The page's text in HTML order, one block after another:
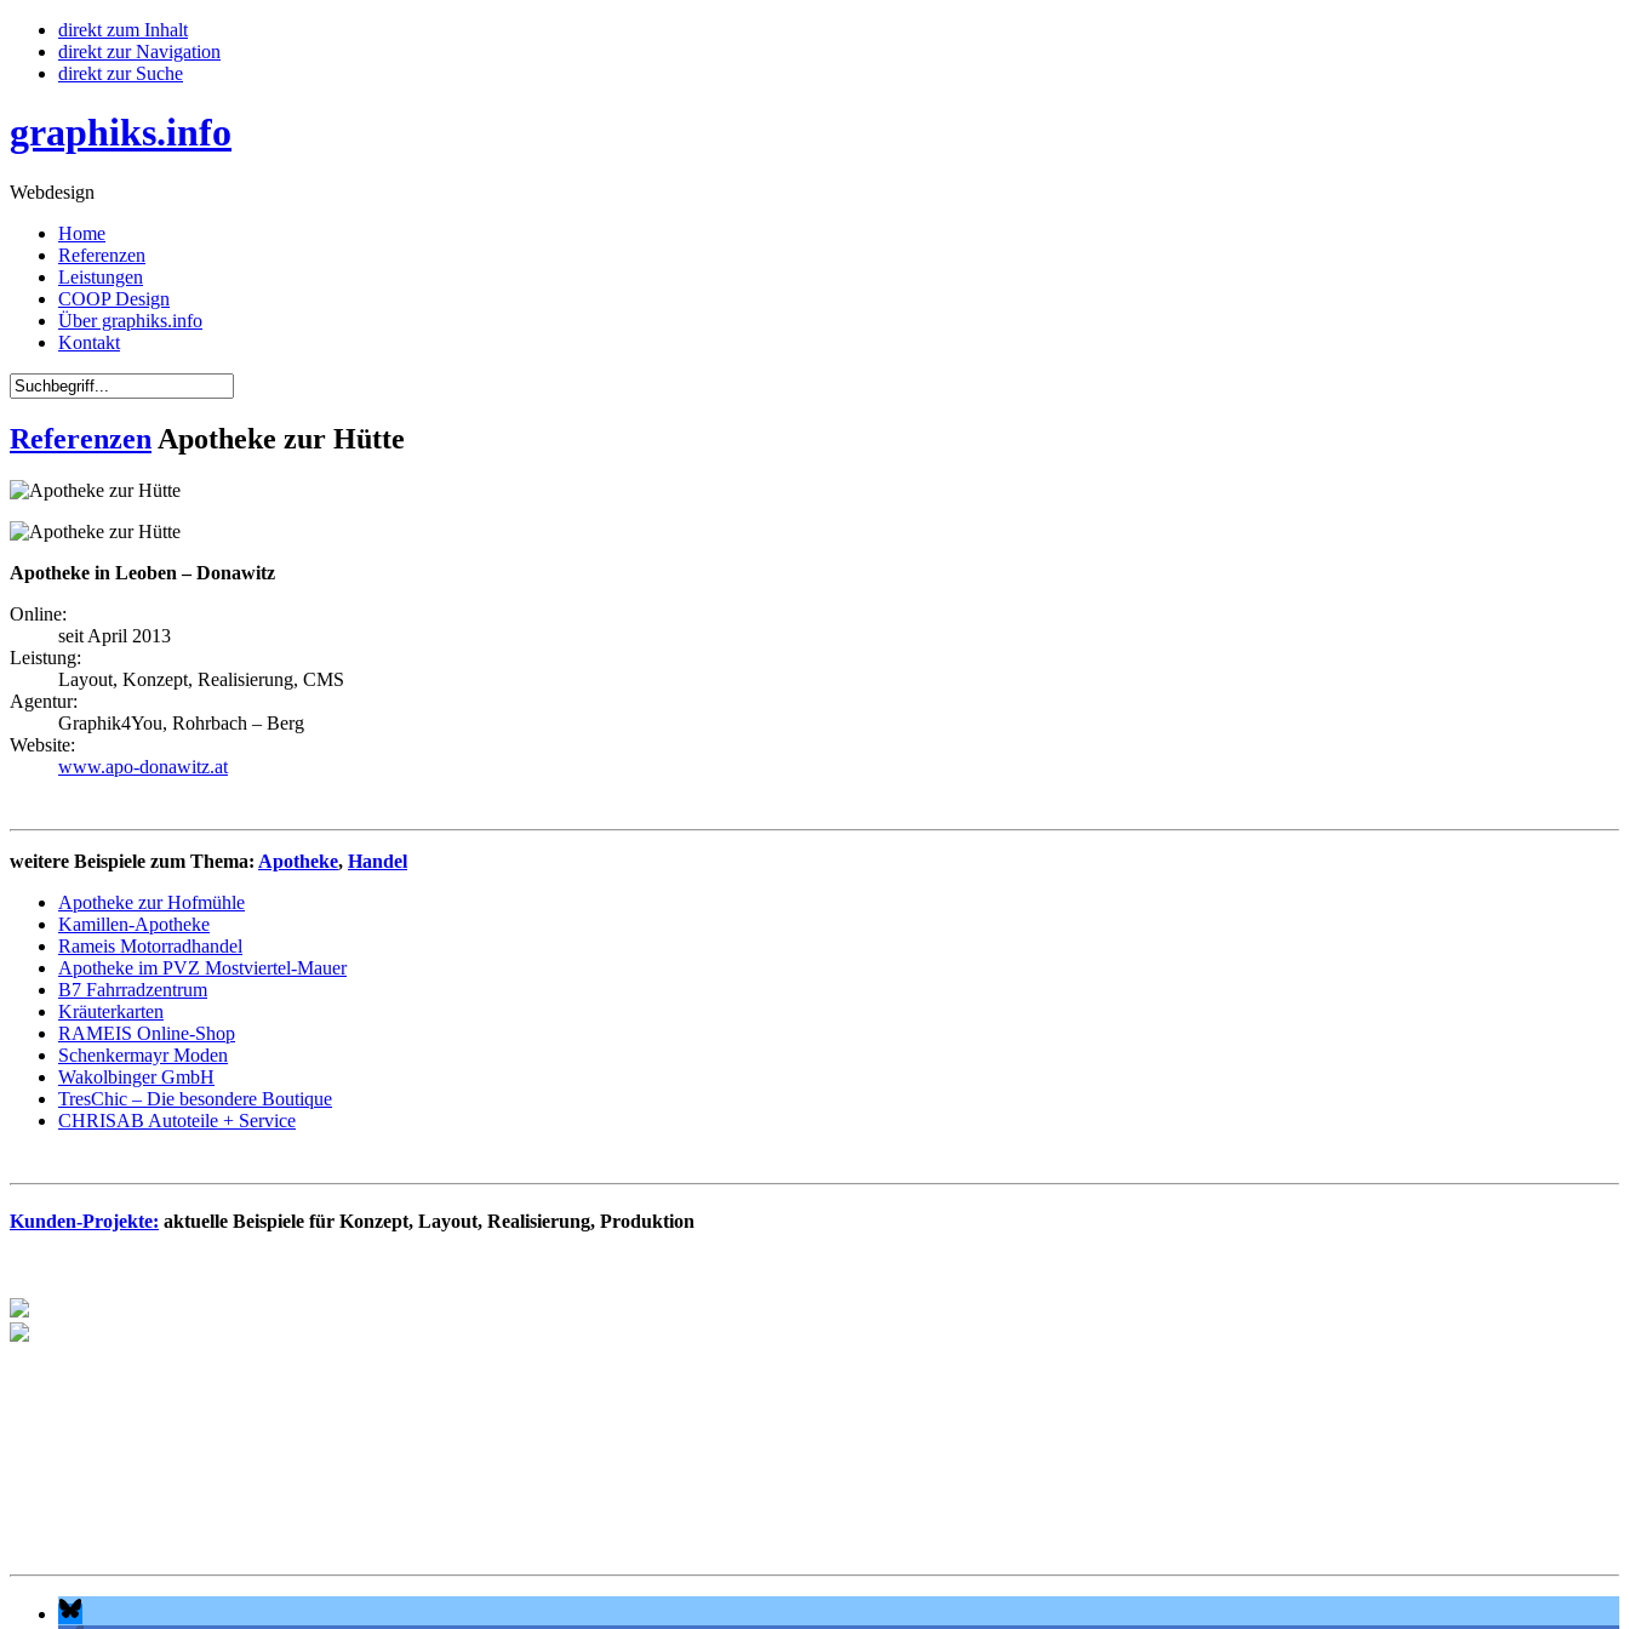
direkt zum Inhalt
direkt zur Navigation
direkt zur Suche
graphiks.info
Webdesign
Home
Referenzen
Leistungen
COOP Design
Über graphiks.info
Kontakt
Referenzen Apotheke zur Hütte
Apotheke in Leoben – Donawitz
Online:
seit April 2013
Leistung:
Layout, Konzept, Realisierung, CMS
Agentur:
Graphik4You, Rohrbach – Berg
Website:
www.apo-donawitz.at
weitere Beispiele zum Thema: Apotheke, Handel
Apotheke zur Hofmühle
Kamillen-Apotheke
Rameis Motorradhandel
Apotheke im PVZ Mostviertel-Mauer
B7 Fahrradzentrum
Kräuterkarten
RAMEIS Online-Shop
Schenkermayr Moden
Wakolbinger GmbH
TresChic – Die besondere Boutique
CHRISAB Autoteile + Service
Kunden-Projekte: aktuelle Beispiele für Konzept, Layout, Realisierung, Produktion